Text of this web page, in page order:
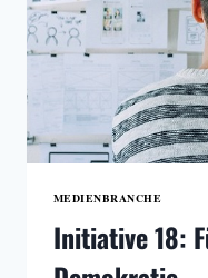
MEDIENBRANCHE
Initiative 18: